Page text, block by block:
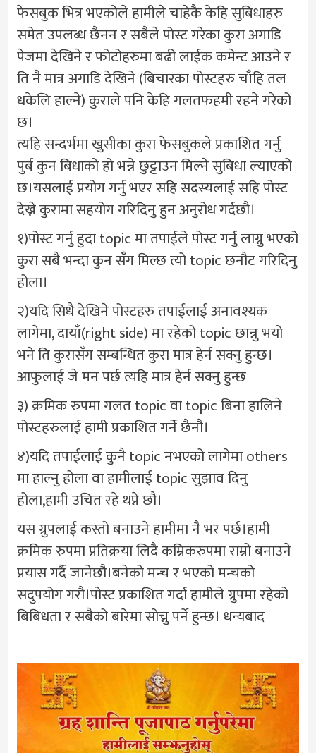
फेसबुक भित्र भएकोले हामीले चाहेकै केहि सुबिधाहरु
समेत उपलब्ध छैनन र सबैले पोस्ट गरेका कुरा अगाडि
पेजमा देखिने र फोटोहरुमा बढी लाईक कमेन्ट आउने र
ति नै मात्र अगाडि देखिने (बिचारका पोस्टहरु चाँहि तल
धकेलि हाल्ने) कुराले पनि केहि गलतफहमी रहने गरेको
छ।
त्यहि सन्दर्भमा खुसीका कुरा फेसबुकले प्रकाशित गर्नु
पुर्ब कुन बिधाको हो भन्ने छुट्टाउन मिल्ने सुबिधा ल्याएको
छ।यसलाई प्रयोग गर्नु भएर सहि सदस्यलाई सहि पोस्ट
देख्ने कुरामा सहयोग गरिदिनु हुन अनुरोध गर्दछौ।
१)पोस्ट गर्नु हुदा topic मा तपाईले पोस्ट गर्नु लाग्नु भएको
कुरा सबै भन्दा कुन सँग मिल्छ त्यो topic छनौट गरिदिनु
होला।
२)यदि सिधै देखिने पोस्टहरु तपाईलाई अनावश्यक
लागेमा, दायाँ(right side) मा रहेको topic छान्नु भयो
भने ति कुरासँग सम्बन्धित कुरा मात्र हेर्न सक्नु हुन्छ।
आफुलाई जे मन पर्छ त्यहि मात्र हेर्न सक्नु हुन्छ
३) क्रमिक रुपमा गलत topic वा topic बिना हालिने
पोस्टहरुलाई हामी प्रकाशित गर्ने छैनौ।
४)यदि तपाईलाई कुनै topic नभएको लागेमा others
मा हाल्नु होला वा हामीलाई topic सुझाव दिनु
होला,हामी उचित रहे थप्ने छौ।
यस ग्रुपलाई कस्तो बनाउने हामीमा नै भर पर्छ।हामी
क्रमिक रुपमा प्रतिक्रया लिदै कम्रिकरुपमा राम्रो बनाउने
प्रयास गर्दै जानेछौ।बनेको मन्च र भएको मन्चको
सदुपयोग गरौ।पोस्ट प्रकाशित गर्दा हामीले ग्रुपमा रहेको
बिबिधता र सबैको बारेमा सोच्नु पर्ने हुन्छ। धन्यबाद